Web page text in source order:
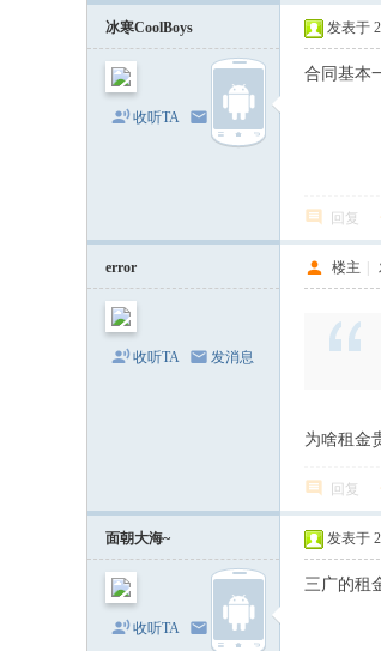
冰寒CoolBoys
收听TA 发消息
发表于
合同基本
回复
error
收听TA 发消息
楼主
为啥租金
回复
面朝大海~
收听TA 发消息
发表于
三广的租